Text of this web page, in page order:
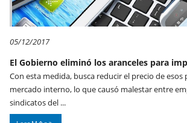
05/12/2017
El Gobierno eliminó los aranceles para
Con esta medida, busca reducir el precio de
mercado interno, lo que causó malestar entre
sindicatos del ...